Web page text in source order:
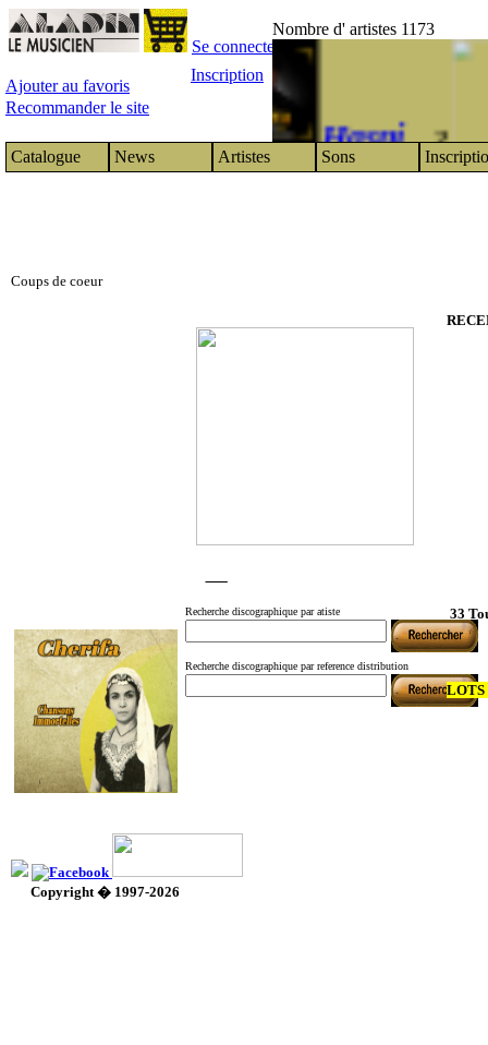
Recherche discographique par atiste
Recherche discographique par reference distribution
Se connecter
Inscription
Ajouter au favoris
Recommander le site
Nombre d' artistes 1173
1 Hasni2
Catalogue News Artistes Sons
Coups de coeur
33
LOTS
Copyright � 1997-2026